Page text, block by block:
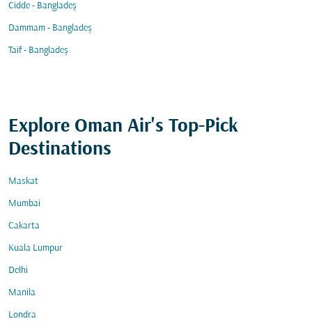
Cidde - Bangladeş
Dammam - Bangladeş
Taif - Bangladeş
Explore Oman Air's Top-Pick
Destinations
Maskat
Mumbai
Cakarta
Kuala Lumpur
Delhi
Manila
Londra